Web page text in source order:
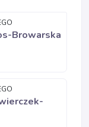
Browarska